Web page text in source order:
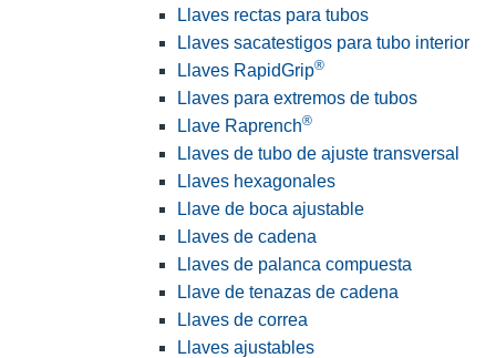
Llaves rectas para tubos
Llaves sacatestigos para tubo interior
Llaves RapidGrip®
Llaves para extremos de tubos
Llave Raprench®
Llaves de tubo de ajuste transversal
Llaves hexagonales
Llave de boca ajustable
Llaves de cadena
Llaves de palanca compuesta
Llave de tenazas de cadena
Llaves de correa
Llaves ajustables